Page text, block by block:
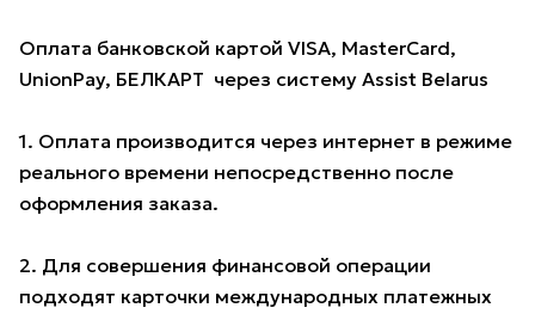
Оплата банковской картой VISA, MasterCard,
UnionPay, БЕЛКАРТ через систему Assist Belarus
1. Оплата производится через интернет в режиме
реального времени непосредственно после
оформления заказа.
2. Для совершения финансовой операции
подходят карточки международных платежных